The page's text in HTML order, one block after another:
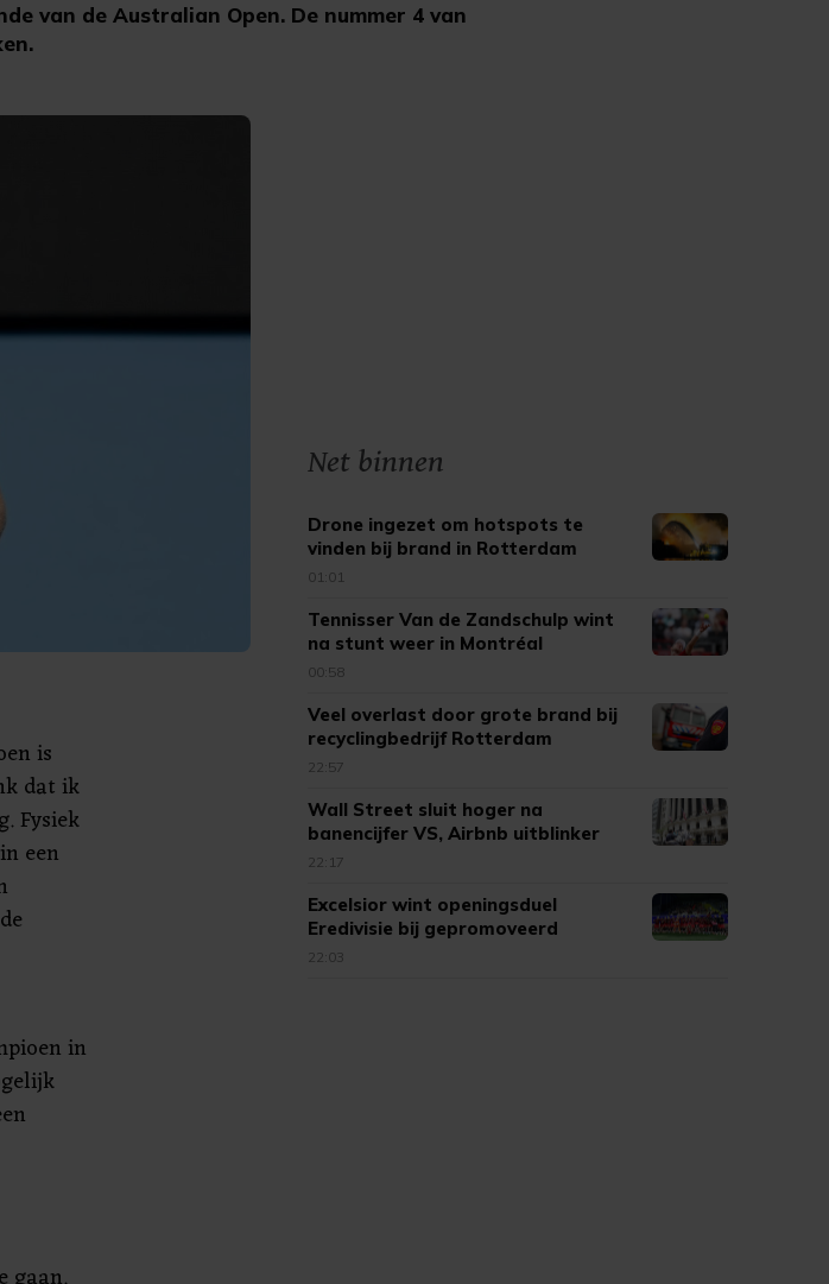
van de Australian Open. De nummer 4 van
is
dat ik
Fysiek
een
in
Net binnen
Drone ingezet om hotspots te
vinden bij brand in Rotterdam
01:01
Tennisser Van de Zandschulp wint
na stunt weer in Montréal
00:58
Veel overlast door grote brand bij
recyclingbedrijf Rotterdam
22:57
Wall Street sluit hoger na
banencijfer VS, Airbnb uitblinker
22:17
Excelsior wint openingsduel
Eredivisie bij gepromoveerd
Cambuur
22:03